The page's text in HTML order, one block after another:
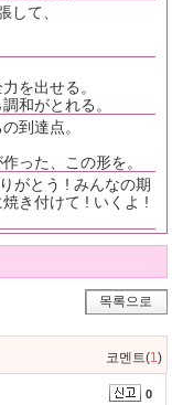
して、
を出せる。
和がとれる。
到達点。
った、この形を。
がとう ! みんなの期
き付けて ! いくよ !
목록으로
코멘트(1 )
0